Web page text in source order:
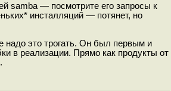
samba — посмотрите его запросы к
инсталляций — потянет, но
надо это трогать. Он был первым и
в реализации. Прямо как продукты от